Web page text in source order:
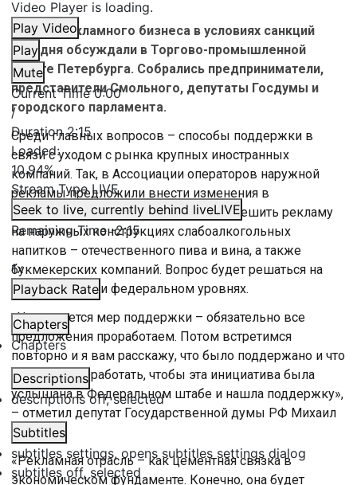
Video Player is loading.
Play Video
Play
Mute
Current Time0:00
/
Duration2:15
Loaded:
10.94%
Stream TypeLIVE
Seek to live, currently behind liveLIVE
Remaining Time-2:15
1x
Playback Rate
Chapters
Chapters
Descriptions
descriptions off, selected
Subtitles
subtitles settings, opens subtitles settings dialog
subtitles off, selected
Работу рекламного бизнеса в условиях санкций
сегодня обсуждали в Торгово-промышленной
палате Петербурга. Cобрались предприниматели,
представители Смольного, депутаты Госдумы и
городского парламента.
Среди главных вопросов – способы поддержки в
связи с уходом с рынка крупных иностранных
компаний. Так, в Ассоциации операторов наружной
рекламы предложили внести изменения в
федеральный закон. В частности, разрешить рекламу
на наружных конструкциях слабоалкогольных
напитков – отечественного пива и вина, а также
букмекерских компаний. Вопрос будет решаться на
региональном и федеральном уровнях.
«Что касается мер поддержки – обязательно все
предложения проработаем. Потом встретимся
повторно и я вам расскажу, что было поддержано и что
предстоит доработать, чтобы эта инициатива была
услышана в Федеральном штабе и нашла поддержку»,
– отметил депутат Государственной думы РФ Михаил
Романов.
«Рекламная отрасль – как цементная связка в
экономическом фундаменте. Конечно, она будет